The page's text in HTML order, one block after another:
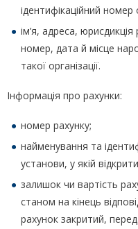
ідентифікаційний номер
ім’я, адреса,
номер, дата й місце
такої організації.
Інформація про рахунки:
номер рахунку;
найменування та
установи, у якій
залишок чи вартість
станом на кінець
рахунок закритий,